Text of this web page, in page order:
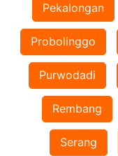
Pekalongan
Probolinggo
Purwodadi
Rembang
Serang